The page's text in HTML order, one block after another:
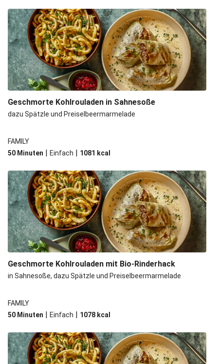
Marokkanischer Kichererbsen-Gemüseeintopf
Geschmorte Kohlrouladen in Sahnesoße
dazu Spätzle und Preiselbeermarmelade
FAMILY
50 Minuten | Einfach | 1081 kcal
Geschmorte Kohlrouladen mit Bio-Rinderhack
in Sahnesoße, dazu Spätzle und Preiselbeermarmelade
FAMILY
50 Minuten | Einfach | 1078 kcal